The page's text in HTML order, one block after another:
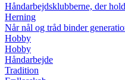
Håndarbejdsklubberne, der
Herning
Når nål og tråd binder
Hobby
Hobby
Håndarbejde
Tradition